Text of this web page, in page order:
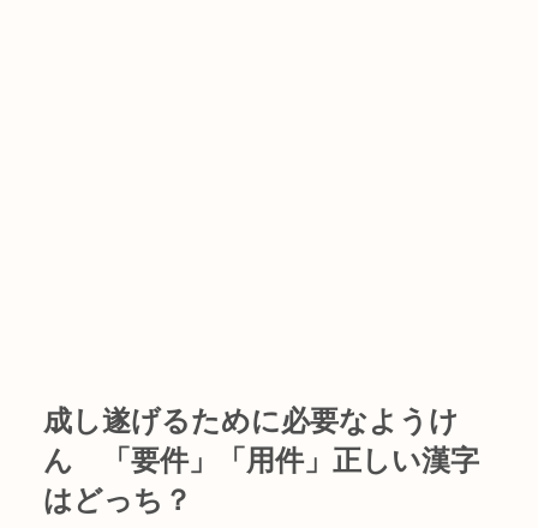
成し遂げるために必要なようけ
ん 「要件」「用件」正しい漢字
はどっち？